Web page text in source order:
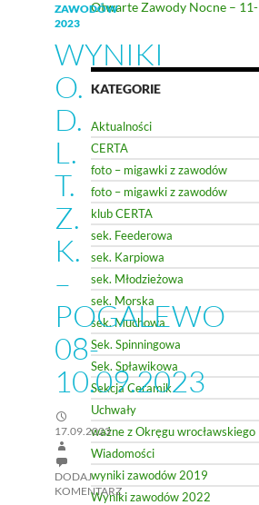
ZAWODÓW
2023
WYNIKI
O.
D.
L.
T.
Z.
K.
–
POGALEWO
08-
10.09.2023
17.09.2023
DODAJ
KOMENTARZ
Otwarte Zawody Nocne –
KATEGORIE
Aktualności
CERTA
foto – migawki z zawodów
foto – migawki z zawodów
klub CERTA
sek. Feederowa
sek. Karpiowa
sek. Młodzieżowa
sek. Morska
sek. Muchowa
Sek. Spinningowa
Sek. Spławikowa
Sekcja Ceramik
Uchwały
ważne z Okręgu wrocławskiego
Wiadomości
wyniki zawodów 2019
Wyniki zawodów 2022